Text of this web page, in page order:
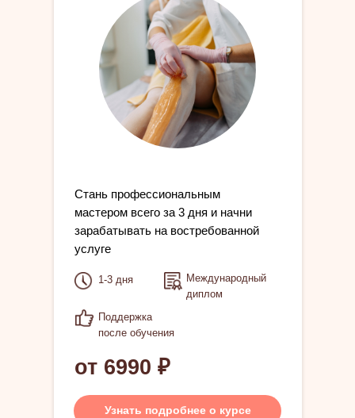
Узнать подробнее о курсе
Cтань профессиональным
мастером всего за 3 дня и начни
зарабатывать на востребованной
услуге
от 6990 ₽
Международный
диплом
Поддержка
после обучения
1-3 дня